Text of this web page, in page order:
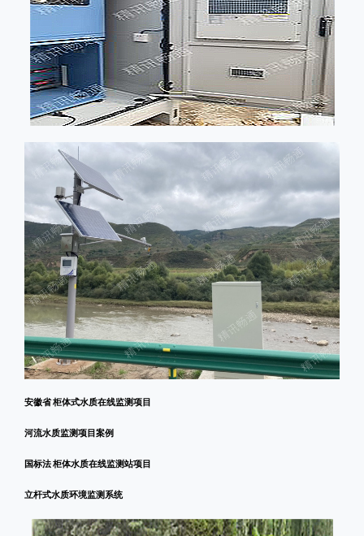
安徽省 柜体式水质在线监测项目
河流水质监测项目案例
国标法 柜体水质在线监测站项目
立杆式水质环境监测系统